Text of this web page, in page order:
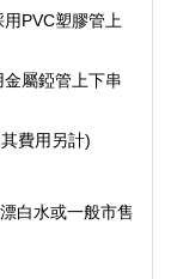
PVC塑膠管上
屬錏管上下串
費用另計)
白水或一般市售